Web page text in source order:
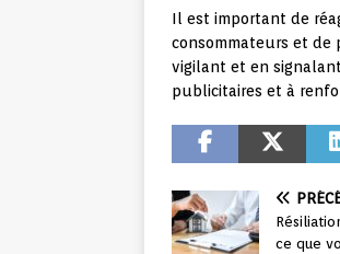
Il est important de
consommateurs et de
vigilant et en
publicitaires et à
ce que